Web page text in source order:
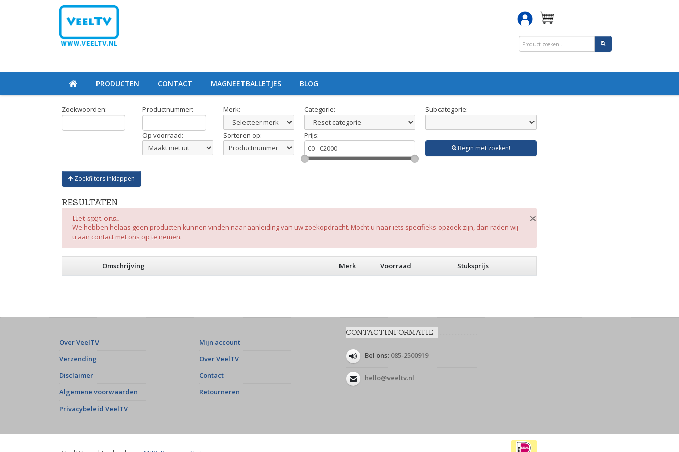
PRODUCTEN CONTACT MAGNEETBALLETJES BLOG
Zoekwoorden: Productnummer: Merk: Categorie: Subcategorie:
Op voorraad: Sorteren op: Prijs:
Begin met zoeken!
Zoekfilters inklappen
RESULTATEN
×
Het spijt ons...
We hebben helaas geen producten kunnen vinden naar aanleiding van uw zoekopdracht. Mocht u naar iets specifieks opzoek zijn, dan raden wij
u aan contact met ons op te nemen.
Omschrijving Merk Voorraad Stuksprijs
Over VeelTV
Verzending
Disclaimer
Algemene voorwaarden
Privacybeleid VeelTV
Mijn account
Over VeelTV
Contact
Retourneren
CONTACTINFORMATIE
Bel ons: 085-2500919
hello@veeltv.nl